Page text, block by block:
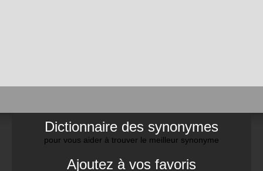
Dictionnaire des synonymes
pour vous aider à trouver le meilleur synonyme
Ajoutez à vos favoris